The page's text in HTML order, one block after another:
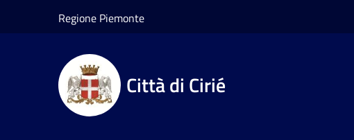
Regione Piemonte
Città di Cirié